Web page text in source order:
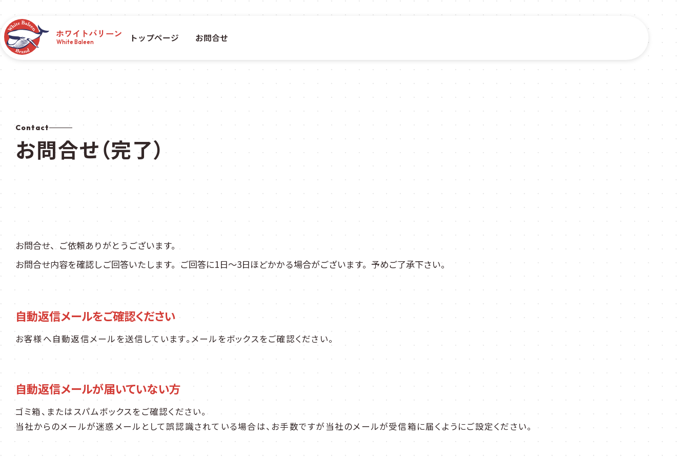
Contact
お問合せ（完了）
お問合せ、ご依頼ありがとうございます。
お問合せ内容を確認しご回答いたします。ご回答に1日～3日ほどかかる場合がございます。予めご了承下さい。
自動返信メールをご確認ください
お客様へ自動返信メールを送信しています。メールをボックスをご確認ください。
自動返信メールが届いていない方
ゴミ箱、またはスパムボックスをご確認ください。
当社からのメールが迷惑メールとして誤認識されている場合は、お手数ですが当社のメールが受信箱に届くようにご設定ください。
ホワイトバリーン
White Baleen トップページ お問合せ